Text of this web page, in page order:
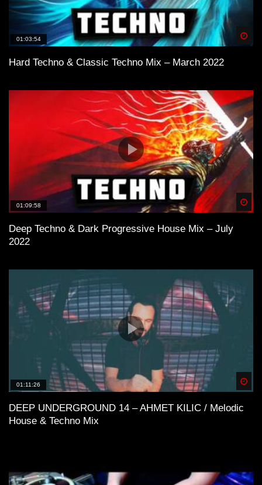
01:03:54
Hard Techno & Classic Techno Mix – March 2022
01:09:58
Deep Techno & Dark Progressive House Mix – July
2022
01:11:26
DEEP UNDERGROUND 14 – AHMET KILIC / Melodic
House & Techno Mix